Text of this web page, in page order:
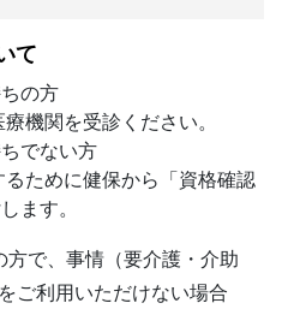
て
の方
機関を受診ください。
でない方
ために健保から「資格確認
ます。
で、事情（要介護・介助
ご利用いただけない場合